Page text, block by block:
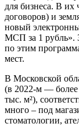
для бизнеса. В их
договоров) и
новый
МСП за 1 рубль».
по этим
мест.
В Московской
(в 2022-м —
тыс. м²),
много – под
стоматологии,